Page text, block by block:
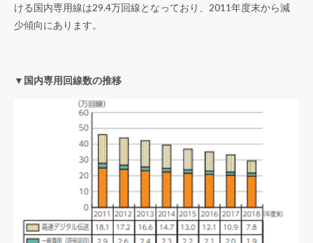
ける国内専用線は29.4万回線となっており、2011年度末から減
少傾向にあります。
▼国内専用回線数の推移